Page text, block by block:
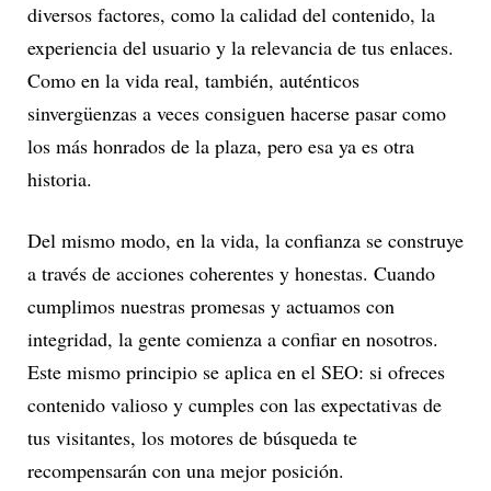
diversos factores, como la calidad del contenido, la
experiencia del usuario y la relevancia de tus enlaces.
Como en la vida real, también, auténticos
sinvergüenzas a veces consiguen hacerse pasar como
los más honrados de la plaza, pero esa ya es otra
historia.
Del mismo modo, en la vida, la confianza se construye
a través de acciones coherentes y honestas. Cuando
cumplimos nuestras promesas y actuamos con
integridad, la gente comienza a confiar en nosotros.
Este mismo principio se aplica en el SEO: si ofreces
contenido valioso y cumples con las expectativas de
tus visitantes, los motores de búsqueda te
recompensarán con una mejor posición.